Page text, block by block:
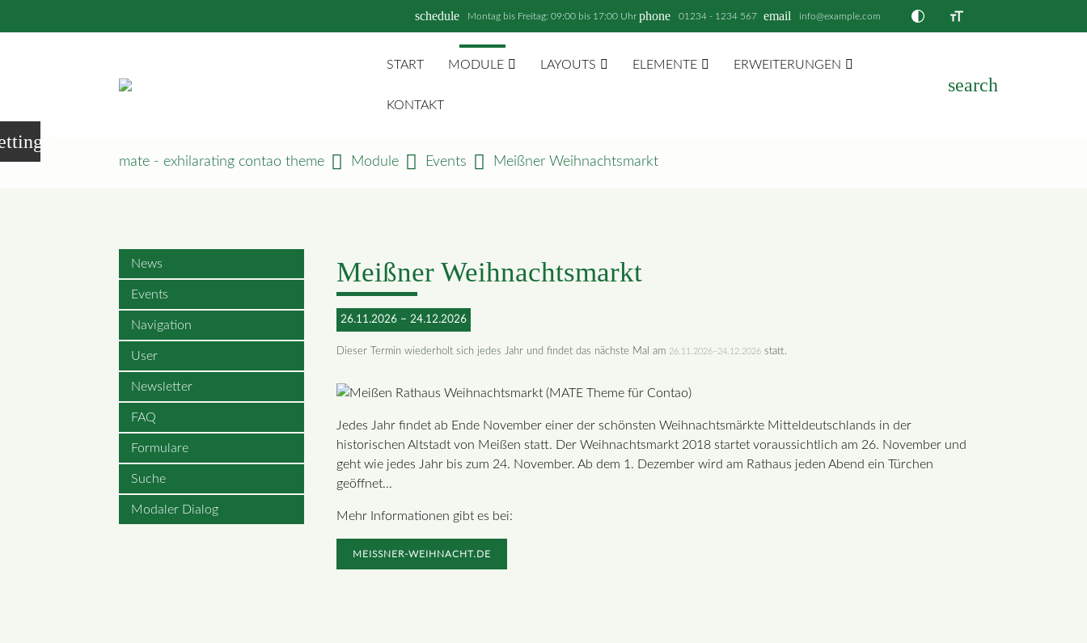
schedule Montag bis Freitag: 09:00 bis 17:00 Uhr phone 01234 - 1234 567 email info@example.com
START MODULE LAYOUTS ELEMENTE ERWEITERUNGEN
KONTAKT
search
mate - exhilarating contao theme Module Events Meißner Weihnachtsmarkt
Meißner Weihnachtsmarkt
26.11.2026 – 24.12.2026
Dieser Termin wiederholt sich jedes Jahr und findet das nächste Mal am 26.11.2026–24.12.2026statt.
Jedes Jahr findet ab Ende November einer der schönsten Weihnachtsmärkte Mitteldeutschlands in der
historischen Altstadt von Meißen statt. Der Weihnachtsmarkt 2018 startet voraussichtlich am 26. November und
geht wie jedes Jahr bis zum 24. November. Ab dem 1. Dezember wird am Rathaus jeden Abend ein Türchen
geöffnet...
Mehr Informationen gibt es bei:
MEISSNER-WEIHNACHT.DE
News
Events
Navigation
User
Newsletter
FAQ
Formulare
Suche
Modaler Dialog